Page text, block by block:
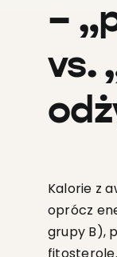
–
vs.
Kalorie z
oprócz
grupy B),